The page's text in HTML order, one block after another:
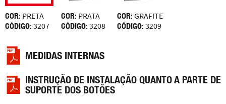
COR: PRETA
CÓDIGO: 3207
COR: PRATA
CÓDIGO: 3208
COR: GRAFITE
CÓDIGO: 3209
MEDIDAS INTERNAS
INSTRUÇÃO DE INSTALAÇÃO QUANTO A PARTE DE
SUPORTE DOS BOTÕES